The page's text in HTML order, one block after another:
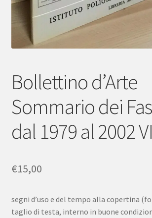
Bollettino d’Arte
Sommario dei
dal 1979 al 2002
€15,00
segni d’uso e del tempo alla copertina
taglio di testa, interno in buone